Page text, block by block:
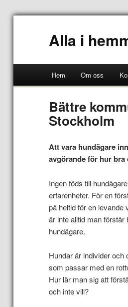
Alla i
Hem Om oss
Bättre
Stockholm
Att vara hundägare
avgörande för hur
Ingen föds till
erfarenheter. För en
på heltid för en
är inte alltid man
hundägare.
Hundar är individer
som passar med en
Hur lär man sig att
och inte vill?